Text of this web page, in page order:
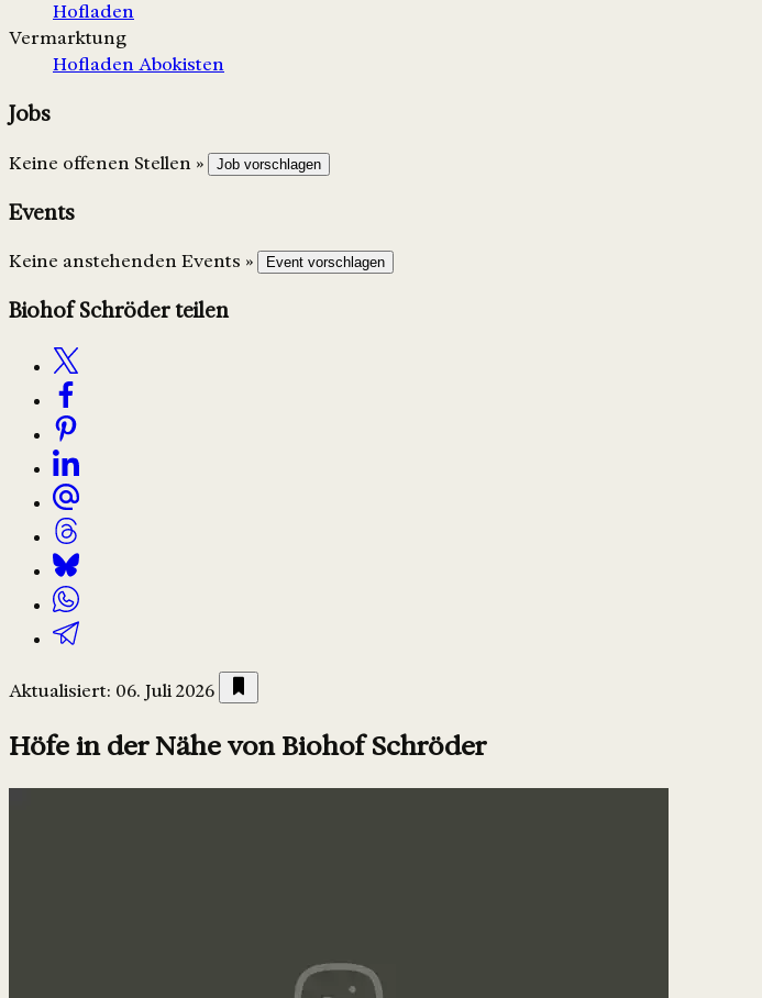
Hofladen
Vermarktung
Hofladen Abokisten
Jobs
Keine offenen Stellen » Job vorschlagen
Events
Keine anstehenden Events » Event vorschlagen
Biohof Schröder teilen
Aktualisiert: 06. Juli 2026
Höfe in der Nähe von Biohof Schröder